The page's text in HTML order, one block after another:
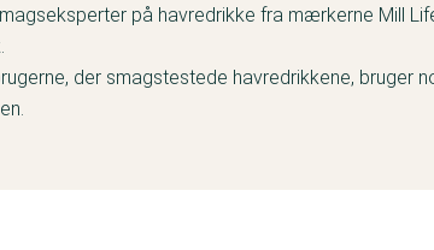
på havredrikke fra mærkerne Mill
der smagstestede havredrikkene, bruger